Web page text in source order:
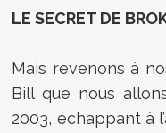
LE SECRET DE
Mais revenons à
Bill que nous
2003, échappant à